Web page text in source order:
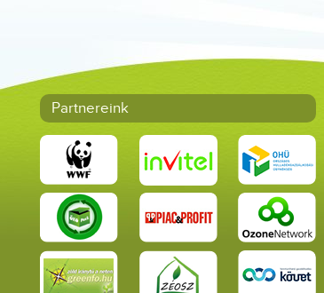
Partnereink